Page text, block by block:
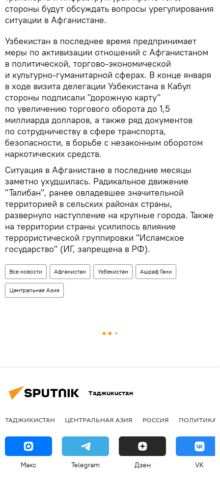
стороны будут обсуждать вопросы урегулирования
ситуации в Афганистане.
Узбекистан в последнее время предпринимает
меры по активизации отношений с Афганистаном
в политической, торгово-экономической
и культурно-гуманитарной сферах. В конце января
в ходе визита делегации Узбекистана в Кабул
стороны подписали "дорожную карту"
по увеличению торгового оборота до 1,5
миллиарда долларов, а также ряд документов
по сотрудничеству в сфере транспорта,
безопасности, в борьбе с незаконным оборотом
наркотических средств.
Ситуация в Афганистане в последние месяцы
заметно ухудшилась. Радикальное движение
"Талибан", ранее овладевшее значительной
территорией в сельских районах страны,
развернуло наступление на крупные города. Также
на территории страны усилилось влияние
террористической группировки "Исламское
государство" (ИГ, запрещена в РФ).
Все новости Афганистан Узбекистан Ашраф Гани
Центральная Азия
Таджикистан
ТАДЖИКИСТАН ЦЕНТРАЛЬНАЯ АЗИЯ РОССИЯ ПОЛИТИКА
Макс Telegram Дзен VK